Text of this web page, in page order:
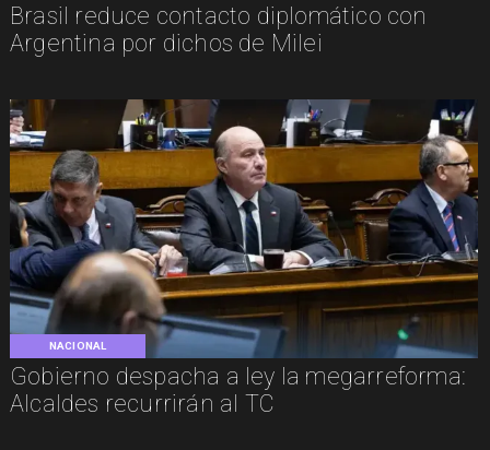
Brasil reduce contacto diplomático con
Argentina por dichos de Milei
NACIONAL
Gobierno despacha a ley la megarreforma:
Alcaldes recurrirán al TC